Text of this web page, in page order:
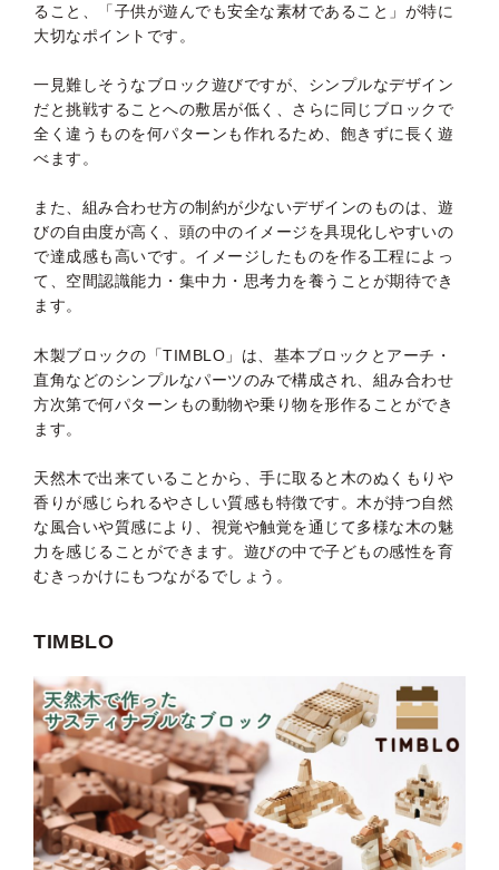
ること、「子供が遊んでも安全な素材であること」が特に
大切なポイントです。
一見難しそうなブロック遊びですが、シンプルなデザイン
だと挑戦することへの敷居が低く、さらに同じブロックで
全く違うものを何パターンも作れるため、飽きずに長く遊
べます。
また、組み合わせ方の制約が少ないデザインのものは、遊
びの自由度が高く、頭の中のイメージを具現化しやすいの
で達成感も高いです。イメージしたものを作る工程によっ
て、空間認識能力・集中力・思考力を養うことが期待でき
ます。
木製ブロックの「TIMBLO」は、基本ブロックとアーチ・
直角などのシンプルなパーツのみで構成され、組み合わせ
方次第で何パターンもの動物や乗り物を形作ることができ
ます。
天然木で出来ていることから、手に取ると木のぬくもりや
香りが感じられるやさしい質感も特徴です。木が持つ自然
な風合いや質感により、視覚や触覚を通じて多様な木の魅
力を感じることができます。遊びの中で子どもの感性を育
むきっかけにもつながるでしょう。
TIMBLO